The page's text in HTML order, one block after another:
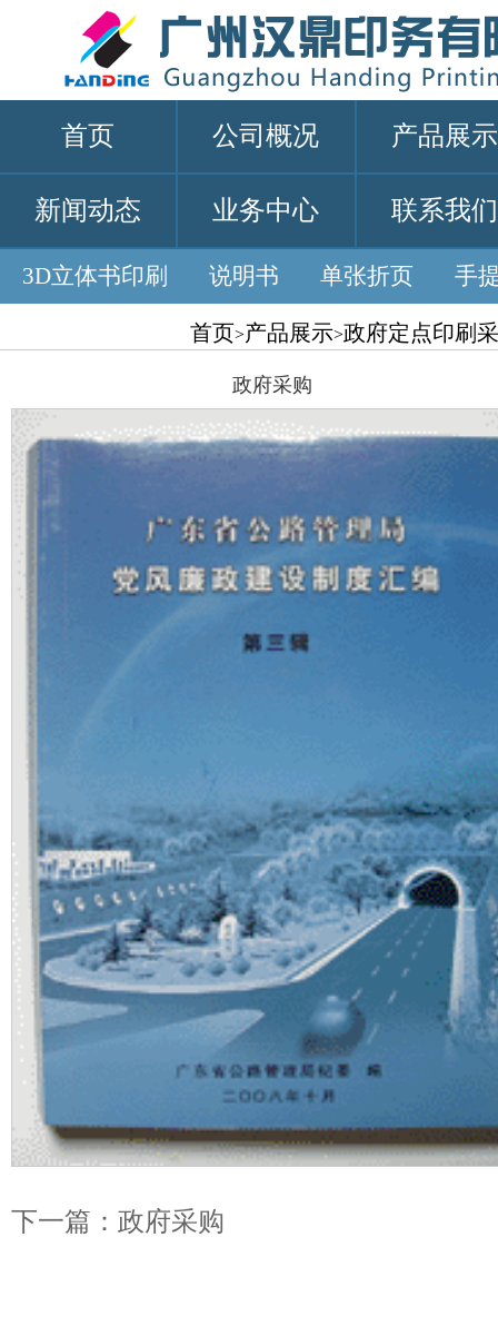
首页 公司概况 产品展示
新闻动态 业务中心 联系我们
3D立体书印刷 说明书 单张折页 手
首页>产品展示>政府定点印刷
政府采购
下一篇：政府采购